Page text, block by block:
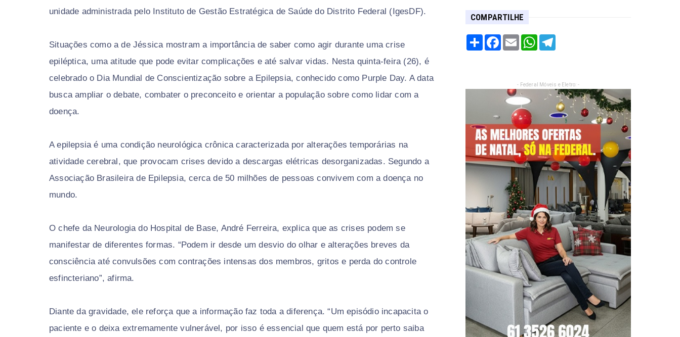
unidade administrada pelo Instituto de Gestão Estratégica de Saúde do Distrito Federal (IgesDF).
Situações como a de Jéssica mostram a importância de saber como agir durante uma crise
epiléptica, uma atitude que pode evitar complicações e até salvar vidas. Nesta quinta-feira (26), é
celebrado o Dia Mundial de Conscientização sobre a Epilepsia, conhecido como Purple Day. A data
busca ampliar o debate, combater o preconceito e orientar a população sobre como lidar com a
doença.
A epilepsia é uma condição neurológica crônica caracterizada por alterações temporárias na
atividade cerebral, que provocam crises devido a descargas elétricas desorganizadas. Segundo a
Associação Brasileira de Epilepsia, cerca de 50 milhões de pessoas convivem com a doença no
mundo.
O chefe da Neurologia do Hospital de Base, André Ferreira, explica que as crises podem se
manifestar de diferentes formas. “Podem ir desde um desvio do olhar e alterações breves da
consciência até convulsões com contrações intensas dos membros, gritos e perda do controle
esfincteriano”, afirma.
Diante da gravidade, ele reforça que a informação faz toda a diferença. “Um episódio incapacita o
paciente e o deixa extremamente vulnerável, por isso é essencial que quem está por perto saiba
COMPARTILHE
Share Facebook
Email WhatsApp
- Federal Móveis e Eletro: -